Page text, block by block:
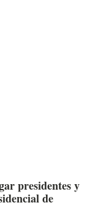
presidentes y
de